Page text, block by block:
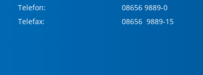
Telefon:
08656 9889-0
Telefax:
08656 9889-15